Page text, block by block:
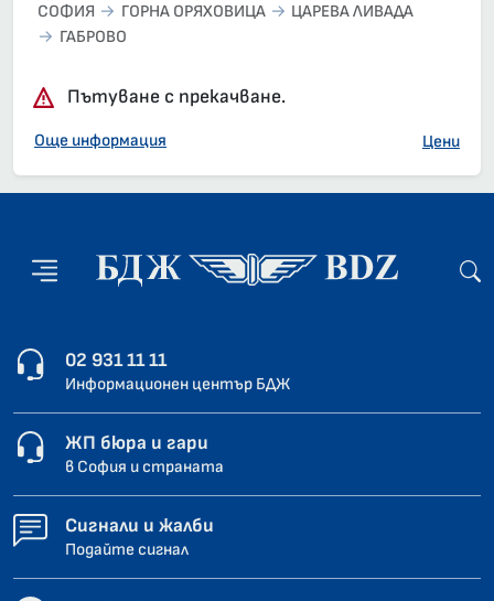
СОФИЯ ГОРНА ОРЯХОВИЦА
ЦАРЕВА ЛИВАДА
ГАБРОВО
Пътуване с прекачване.
Още информация Цени
02 931 11 11
Информационен център БДЖ
ЖП бюра и гари
в София и страната
Сигнали и жалби
Подайте сигнал